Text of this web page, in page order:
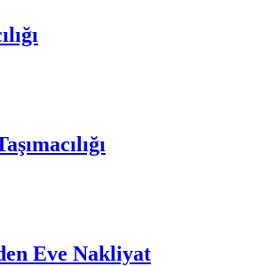
Eve Nakliyat